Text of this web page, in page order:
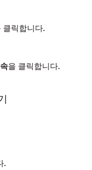
클릭합니다.
을 클릭합니다.
.